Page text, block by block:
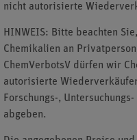
nicht autorisierte
HINWEIS: Bitte beachten
Chemikalien an
ChemVerbotsV dürfen wir
autorisierte
Forschungs-,
abgeben.